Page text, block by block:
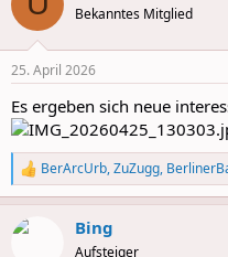
i
s
Bekanntes Mitglied
25. April 2026
Es ergeben sich neue
R
e
a
c
BerArcUrb,ZuZugg,
Bing
Aufsteiger